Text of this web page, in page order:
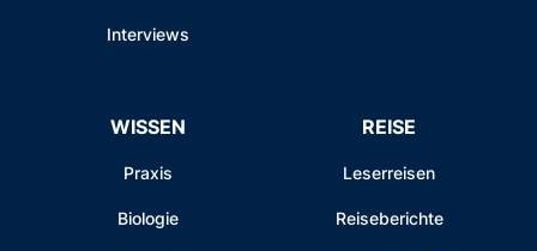
Interviews
WISSEN
Praxis
Biologie
REISE
Leserreisen
Reiseberichte